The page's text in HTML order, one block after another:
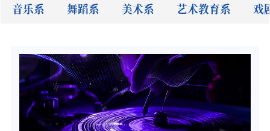
音乐系 舞蹈系 美术系 艺术教育系 戏